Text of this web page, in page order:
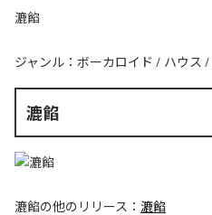
漉餡
ジャンル： ボーカロイド / ハウス /
漉餡
漉餡の他のリリース： 漉餡